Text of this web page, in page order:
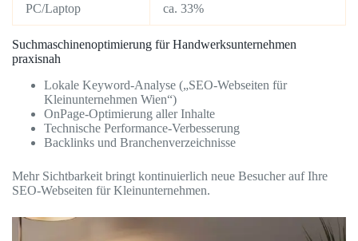
PC/Laptop ca. 33%
Suchmaschinenoptimierung für Handwerksunternehmen
praxisnah
Lokale Keyword-Analyse („SEO-Webseiten für
Kleinunternehmen Wien“)
OnPage-Optimierung aller Inhalte
Technische Performance-Verbesserung
Backlinks und Branchenverzeichnisse
Mehr Sichtbarkeit bringt kontinuierlich neue Besucher auf Ihre
SEO-Webseiten für Kleinunternehmen.